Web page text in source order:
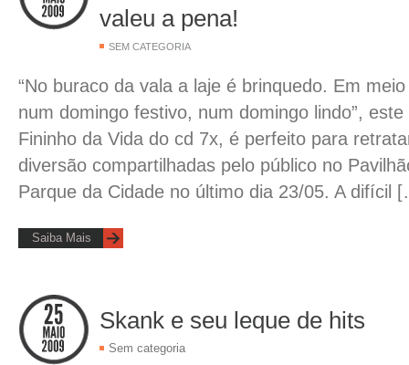
valeu a pena!
SEM CATEGORIA
“No buraco da vala a laje é brinquedo. Em
num domingo festivo, num domingo lindo”,
Fininho da Vida do cd 7x, é perfeito para
diversão compartilhadas pelo público no
Parque da Cidade no último dia 23/05. A difícil
Saiba Mais
Skank e seu leque de hits
Sem categoria